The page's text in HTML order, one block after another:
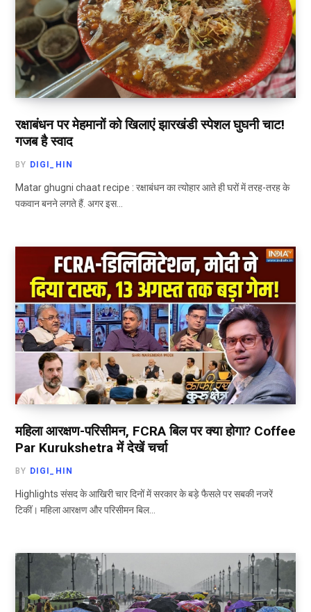
रक्षाबंधन पर मेहमानों को खिलाएं झारखंडी स्पेशल घुघनी चाट!
गजब है स्वाद
BY DIGI_HIN
Matar ghugni chaat recipe : रक्षाबंधन का त्योहार आते ही घरों में तरह-तरह के
पकवान बनने लगते हैं. अगर इस…
महिला आरक्षण-परिसीमन, FCRA बिल पर क्या होगा? Coffee
Par Kurukshetra में देखें चर्चा
BY DIGI_HIN
Highlights संसद के आखिरी चार दिनों में सरकार के बड़े फैसले पर सबकी नजरें
टिकीं। महिला आरक्षण और परिसीमन बिल…